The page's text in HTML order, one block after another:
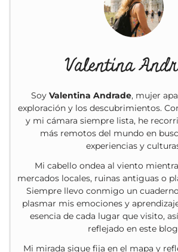
Valentina
Soy Valentina Andrade, mujer
exploración y los descubrimientos.
y mi cámara siempre lista, he
más remotos del mundo en
experiencias y
Mi cabello ondea al viento
mercados locales, ruinas antiguas o
Siempre llevo conmigo un
plasmar mis emociones y
esencia de cada lugar que visito,
reflejado en este
Mi mirada sigue fija en el mapa y